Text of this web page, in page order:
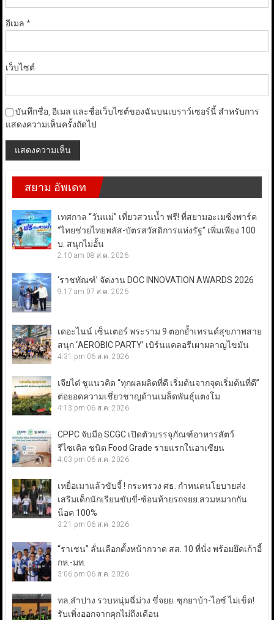
อีเมล *
เว็บไซต์
บันทึกชื่อ, อีเมล และชื่อเว็บไซต์ของฉันบนเบราว์เซอร์นี้ สำหรับการ
แสดงความเห็นครั้งถัดไป
สยาม อัพเดท
เทศกาล “วันแม่” เที่ยวสวนน้ำ ฟรี! ที่สยามอะเมซิ่งพาร์ค
“ไทยช่วยไทยพลัส-บัตรสวัสดิการแห่งรัฐ” เพิ่มเพียง 100
บ. สนุกไม่อั้น
2:10 am 08 ส.ค. 2026
‘ราชทัณฑ์’ จัดงาน DOC INNOVATION AWARDS 2026
9:17 am 07 ส.ค. 2026
เดอะไนน์ เซ็นเตอร์ พระราม 9 ตอกย้ำเทรนด์สุขภาพสาย
สนุก ‘AEROBIC PARTY’ เบิร์นแคลอรีเผาผลาญไขมัน
4:31 pm 06 ส.ค. 2026
เจียไต๋ ชูแนวคิด “ทุกผลผลิตที่ดี เริ่มต้นจากจุดเริ่มต้นที่ดี”
ต่อยอดความเชี่ยวชาญด้านเมล็ดพันธุ์แตงโม
4:13 pm 06 ส.ค. 2026
CPPC จับมือ SCGC เปิดตัวบรรจุภัณฑ์อาหารสัตว์
รีไซเคิล ชนิด Food Grade รายแรกในอาเซียน
4:03 pm 06 ส.ค. 2026
เหยื่อเมาแล้วขับจี้ ! กระทรวง ศธ. กำหนดนโยบายส่ง
เสริมเด็กนักเรียนขับขี่-ซ้อนท้ายรถจยย.สวมหมวกกัน
น็อค 100%
3:21 pm 06 ส.ค. 2026
“ราเชน” ลั่นเลือกตั้งหน้ากวาด สส. 10 ที่นั่ง พร้อมยึดเก้าอี้
กห.-มท.
3:06 pm 06 ส.ค. 2026
ทล.ลำปาง รวบหนุ่มฉี่ม่วง ขี่จยย. ซุกยาบ้า-ไอซ์ ไม่เข็ด!
รับเพิ่งออกจากคุกไม่ถึงเดือน